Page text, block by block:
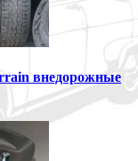
внедорожные